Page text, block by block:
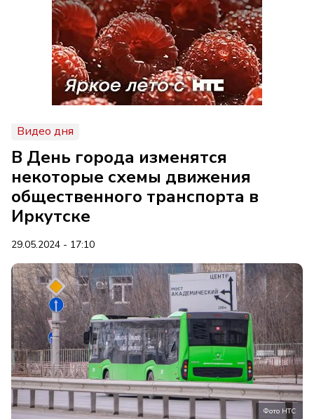
Видео дня
В День города изменятся
некоторые схемы движения
общественного транспорта в
Иркутске
29.05.2024 - 17:10
Фото НТС